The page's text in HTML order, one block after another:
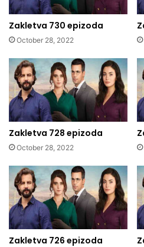
Zakletva 730 epizoda
October 28, 2022
Zakletva 728 epizoda
October 28, 2022
Zakletva 726 epizoda